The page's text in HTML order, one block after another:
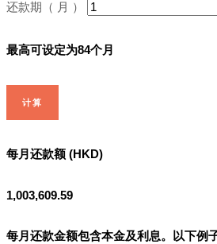
还款期（ 月 ）
最高可设定为84个月
计算
每月还款额 (HKD)
1,003,609.59
每月还款金额包含本金及利息。以下例